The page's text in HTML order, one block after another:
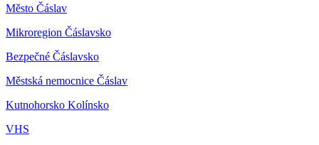
Město Čáslav
Mikroregion Čáslavsko
Bezpečné Čáslavsko
Městská nemocnice Čáslav
Kutnohorsko Kolínsko
VHS